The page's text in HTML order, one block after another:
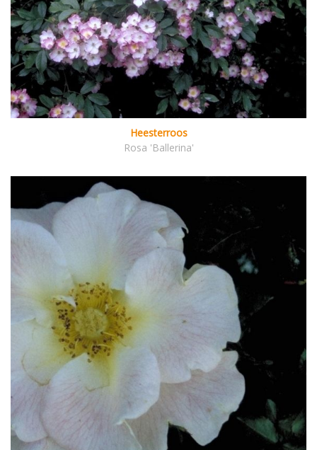
Heesterroos
Rosa 'Ballerina'